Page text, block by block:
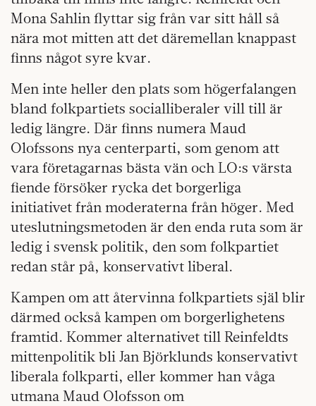
Mona Sahlin flyttar sig från var sitt håll så
nära mot mitten att det däremellan knappast
finns något syre kvar.
Men inte heller den plats som högerfalangen
bland folkpartiets socialliberaler vill till är
ledig längre. Där finns numera Maud
Olofssons nya centerparti, som genom att
vara företagarnas bästa vän och LO:s värsta
fiende försöker rycka det borgerliga
initiativet från moderaterna från höger. Med
uteslutningsmetoden är den enda ruta som är
ledig i svensk politik, den som folkpartiet
redan står på, konservativt liberal.
Kampen om att återvinna folkpartiets själ blir
därmed också kampen om borgerlighetens
framtid. Kommer alternativet till Reinfeldts
mittenpolitik bli Jan Björklunds konservativt
liberala folkparti, eller kommer han våga
utmana Maud Olofsson om